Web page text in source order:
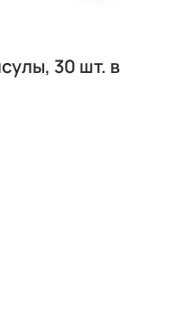
30 шт. в